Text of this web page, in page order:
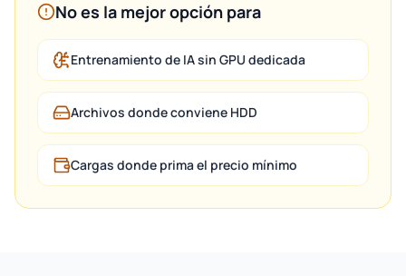
No es la mejor opción para
Entrenamiento de IA sin GPU dedicada
Archivos donde conviene HDD
Cargas donde prima el precio mínimo